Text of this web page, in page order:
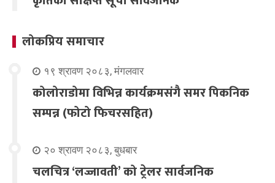
लोकप्रिय समाचार
१९ श्रावण २०८३, मंगलवार
कोलोराडोमा विभिन्न कार्यक्रमसंगै समर पिकनिक
सम्पन्न (फोटो फिचरसहित)
२० श्रावण २०८३, बुधबार
चलचित्र ‘लज्जावती’ को ट्रेलर सार्वजनिक